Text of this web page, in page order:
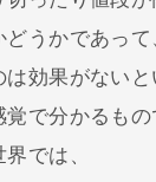
うかであって
効果がないと
で分かるもの
では、